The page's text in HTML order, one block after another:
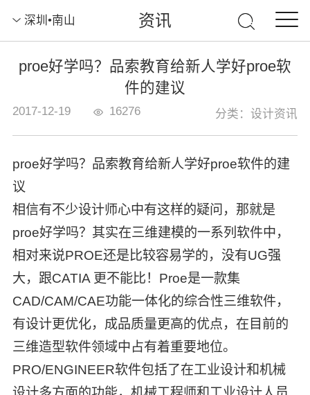
深圳•南山 资讯
proe好学吗？品索教育给新人学好proe软
件的建议
2017-12-19 16276 分类：设计资讯
proe好学吗？品索教育给新人学好proe软件的建
议
相信有不少设计师心中有这样的疑问，那就是
proe好学吗？其实在三维建模的一系列软件中，
相对来说PROE还是比较容易学的，没有UG强
大，跟CATIA 更不能比！Proe是一款集
CAD/CAM/CAE功能一体化的综合性三维软件，
有设计更优化，成品质量更高的优点，在目前的
三维造型软件领域中占有着重要地位。
PRO/ENGINEER软件包括了在工业设计和机械